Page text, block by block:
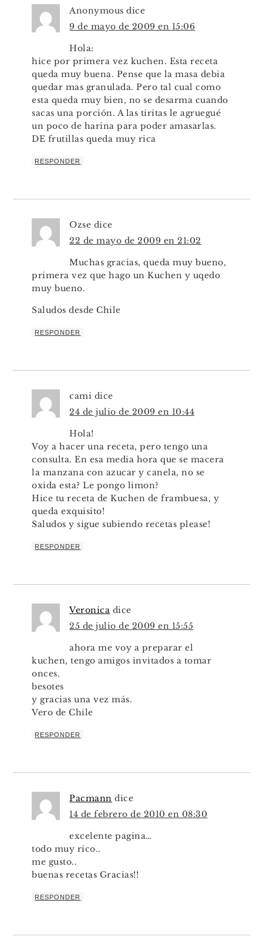
Anonymous dice
9 de mayo de 2009 en 15:06
Hola:
hice por primera vez kuchen. Esta receta
queda muy buena. Pense que la masa debia
quedar mas granulada. Pero tal cual como
esta queda muy bien, no se desarma cuando
sacas una porción. A las tiritas le agruegué
un poco de harina para poder amasarlas.
DE frutillas queda muy rica
RESPONDER
Ozse dice
22 de mayo de 2009 en 21:02
Muchas gracias, queda muy bueno,
primera vez que hago un Kuchen y uqedo
muy bueno.
Saludos desde Chile
RESPONDER
cami dice
24 de julio de 2009 en 10:44
Hola!
Voy a hacer una receta, pero tengo una
consulta. En esa media hora que se macera
la manzana con azucar y canela, no se
oxida esta? Le pongo limon?
Hice tu receta de Kuchen de frambuesa, y
queda exquisito!
Saludos y sigue subiendo recetas please!
RESPONDER
Veronica dice
25 de julio de 2009 en 15:55
ahora me voy a preparar el
kuchen, tengo amigos invitados a tomar
onces.
besotes
y gracias una vez más.
Vero de Chile
RESPONDER
Pacmann dice
14 de febrero de 2010 en 08:30
excelente pagina…
todo muy rico..
me gusto..
buenas recetas Gracias!!
RESPONDER